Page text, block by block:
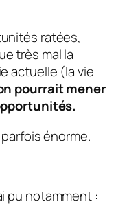
ratées,
très mal la
actuelle (la vie
pourrait mener
énorme.
pu notamment :